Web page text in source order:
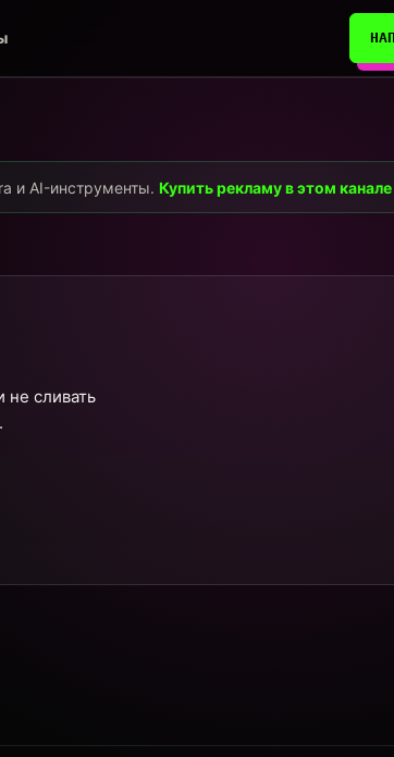
и AI-инструменты.Купить рекламу в этом канале
не сливать